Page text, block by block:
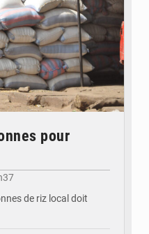
pour
de riz local doit